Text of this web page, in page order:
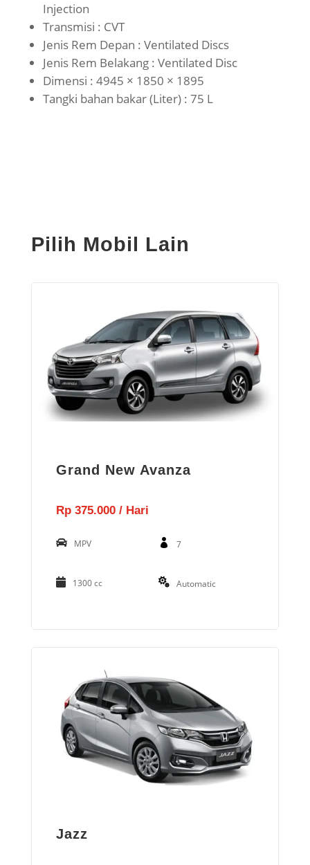
Injection
Transmisi : CVT
Jenis Rem Depan : Ventilated Discs
Jenis Rem Belakang : Ventilated Disc
Dimensi : 4945 × 1850 × 1895
Tangki bahan bakar (Liter) : 75 L
Pilih Mobil Lain
Grand New Avanza
Rp 375.000 / Hari
MPV 7
1300 cc Automatic
Jazz